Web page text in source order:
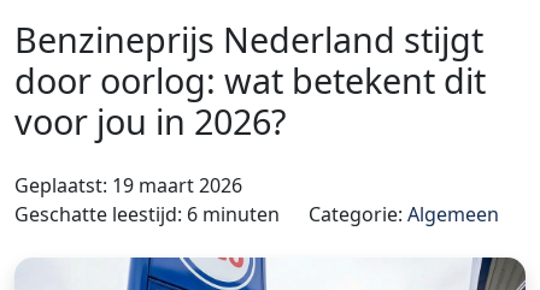
Benzineprijs Nederland stijgt
door oorlog: wat betekent dit
voor jou in 2026?
Geplaatst: 19 maart 2026
Geschatte leestijd: 6 minuten
Categorie: Algemeen